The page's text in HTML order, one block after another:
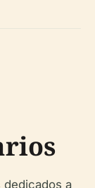
dedicados a